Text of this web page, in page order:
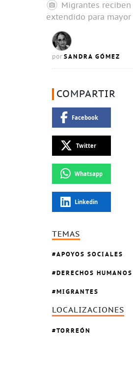
Migrantes reciben
extendido para mayor
por SANDRA GÓMEZ
COMPARTIR
Facebook
Twitter
Whatsapp
Linkedin
TEMAS
APOYOS SOCIALES
DERECHOS HUMANOS
MIGRANTES
LOCALIZACIONES
TORREÓN